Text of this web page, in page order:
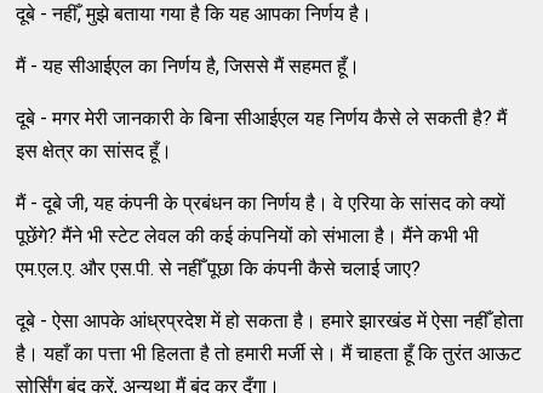
दूबे - नहीँ, मुझे बताया गया है कि यह आपका निर्णय है।
मैं - यह सीआईएल का निर्णय है, जिससे मैं सहमत हूँ।
दूबे - मगर मेरी जानकारी के बिना सीआईएल यह निर्णय कैसे ले सकती है? मैं
इस क्षेत्र का सांसद हूँ।
मैं - दूबे जी, यह कंपनी के प्रबंधन का निर्णय है। वे एरिया के सांसद को क्यों
पूछेंगे? मैंने भी स्टेट लेवल की कई कंपनियों को संभाला है। मैंने कभी भी
एम.एल.ए. और एस.पी. से नहीँ पूछा कि कंपनी कैसे चलाई जाए?
दूबे - ऐसा आपके आंध्रप्रदेश में हो सकता है। हमारे झारखंड में ऐसा नहीँ होता
है। यहाँ का पत्ता भी हिलता है तो हमारी मर्जी से। मैं चाहता हूँ कि तुरंत आऊट
सोर्सिंग बंद करें, अन्यथा मैं बंद कर दूँगा।